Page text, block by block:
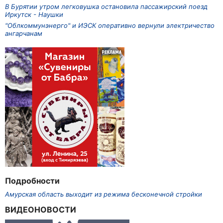
В Бурятии утром легковушка остановила пассажирский поезд
Иркутск - Наушки
"Облкоммунэнерго" и ИЭСК оперативно вернули электричество
ангарчанам
Подробности
Амурская область выходит из режима бесконечной стройки
ВИДЕОНОВОСТИ